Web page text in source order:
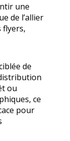
une
de l’allier
flyers,
de
ou
ce
pour